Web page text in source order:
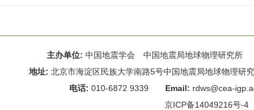
主办单位: 中国地震学会 中国地震局地球物理研究所
地址: 北京市海淀区民族大学南路5号中国地震局地球物理研
电话: 010-6872 9339 Email: rdws@cea-
京ICP备14049216号-4